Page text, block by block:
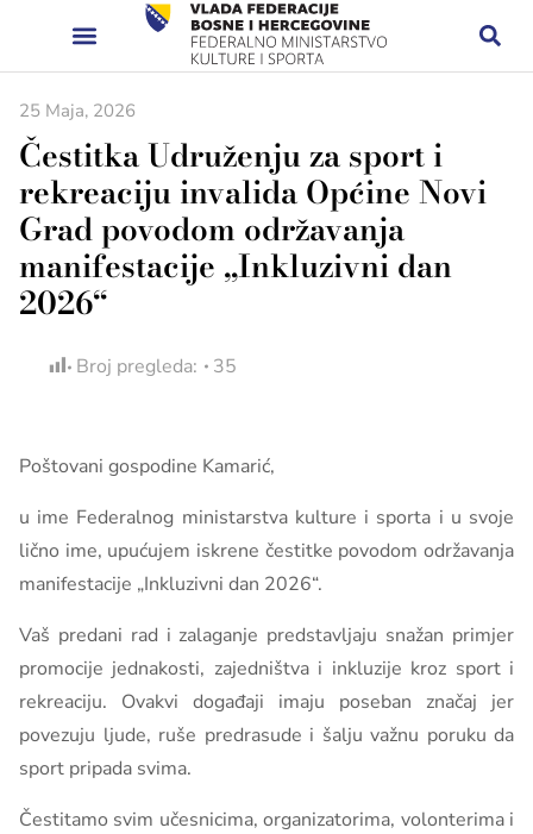
25 Maja, 2026
Čestitka Udruženju za sport i
rekreaciju invalida Općine Novi
Grad povodom održavanja
manifestacije „Inkluzivni dan
2026“
Broj pregleda: 35
Poštovani gospodine Kamarić,
u ime Federalnog ministarstva kulture i sporta i u svoje
lično ime, upućujem iskrene čestitke povodom održavanja
manifestacije „Inkluzivni dan 2026“.
Vaš predani rad i zalaganje predstavljaju snažan primjer
promocije jednakosti, zajedništva i inkluzije kroz sport i
rekreaciju. Ovakvi događaji imaju poseban značaj jer
povezuju ljude, ruše predrasude i šalju važnu poruku da
sport pripada svima.
Čestitamo svim učesnicima, organizatorima, volonterima i